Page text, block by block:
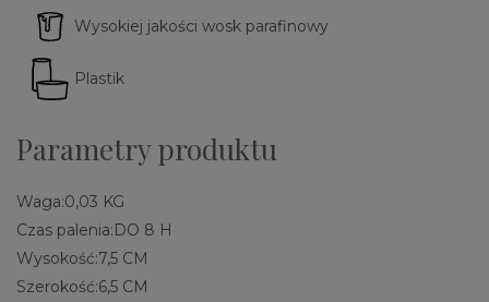
Wysokiej jakości wosk parafinowy
Plastik
Parametry produktu
Waga:0,03 KG
Czas palenia:DO 8 H
Wysokość:7,5 CM
Szerokość:6,5 CM